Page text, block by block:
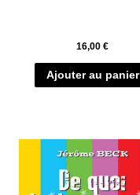
16,00€
Ajouter au panier